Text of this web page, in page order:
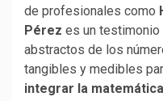
de profesionales como
Pérez es un
abstractos de los
tangibles y medibles
integrar la